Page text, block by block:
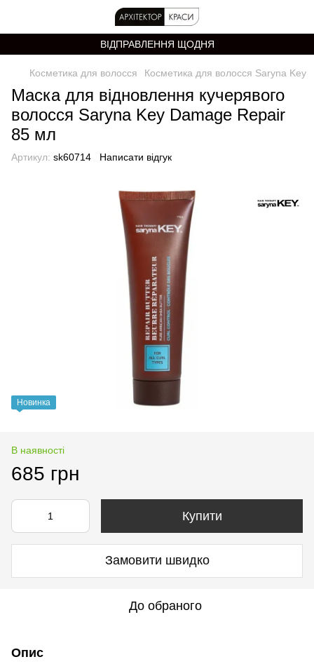
ВІДПРАВЛЕННЯ ЩОДНЯ
Косметика для волосся Косметика для волосся Saryna Key
Маска для відновлення кучерявого
волосся Saryna Key Damage Repair
85 мл
Артикул: sk60714 Написати відгук
Новинка
В наявності
685 грн
Купити
Замовити швидко
До обраного
Опис